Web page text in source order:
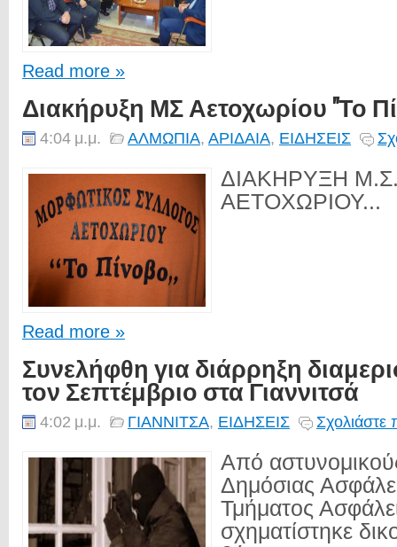
Read more »
Διακήρυξη ΜΣ Αετοχωρίου "Το
4:04 μ.μ. ΑΛΜΩΠΙΑ, ΑΡΙΔΑΙΑ, ΕΙΔΗΣΕΙΣ
ΔΙΑΚΗΡΥΞΗ
ΑΕΤΟΧΩΡΙΟΥ...
Read more »
Συνελήφθη για διάρρηξη
τον Σεπτέμβριο στα Γιαννιτσά
4:02 μ.μ. ΓΙΑΝΝΙΤΣΑ, ΕΙΔΗΣΕΙΣ Σχολιάστε
Από
Δημόσιας
Τμήματος
σχηματίστηκε